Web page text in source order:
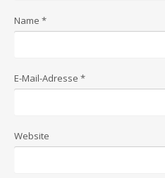
Name *
E-Mail-Adresse *
Website